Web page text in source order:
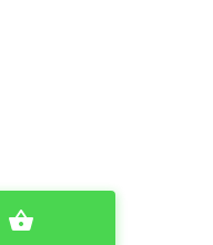
shopping_basket